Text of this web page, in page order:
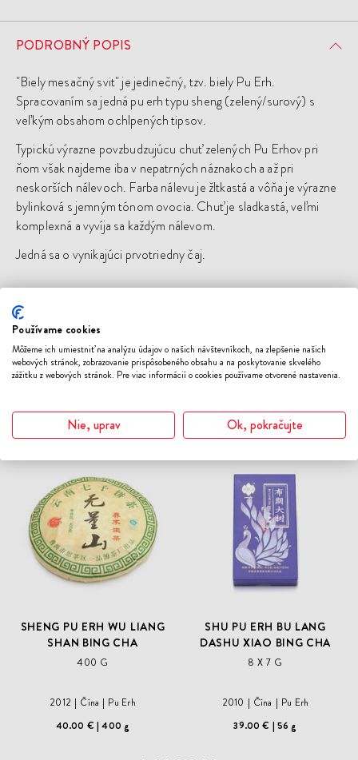
PODROBNÝ POPIS
"Biely mesačný svit" je jedinečný, tzv. biely Pu Erh.
Spracovaním sa jedná pu erh typu sheng (zelený/surový) s
veľkým obsahom ochlpených tipsov.
Typickú výrazne povzbudzujúcu chuť zelených Pu Erhov pri
ňom však najdeme iba v nepatrných náznakoch a až pri
neskorších nálevoch. Farba nálevu je žltkastá a vôňa je výrazne
bylinková s jemným tónom ovocia. Chuť je sladkastá, veľmi
komplexná a vyvíja sa každým nálevom.
Jedná sa o vynikajúci prvotriedny čaj.
PRÍPRAVA ČAJU
Mohlo by sa vám páčiť
ODOBER
ZOZNAMU
SHENG PU ERH WU LIANG
SHAN BING CHA
400 G
2012 Čína
Pu Erh
40.00 € 400 g
SHU PU ERH BU LANG
DASHU XIAO BING CHA
8 X 7 G
2010 Čína
Pu Erh
39.00 €
56 g
Používame cookies
Môžeme ich umiestniť na analýzu údajov o našich návštevníkoch, na zlepšenie našich
webových stránok, zobrazovanie prispôsobeného obsahu a na poskytovanie skvelého
zážitku z webových stránok. Pre viac informácií o cookies používame otvorené nastavenia.
Nie, uprav Ok, pokračujte